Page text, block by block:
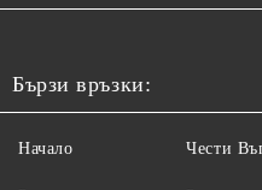
Бързи връзки:
Начало Чести